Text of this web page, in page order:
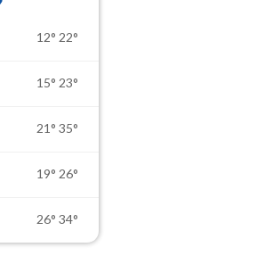
12° 22°
15° 23°
21° 35°
19° 26°
26° 34°